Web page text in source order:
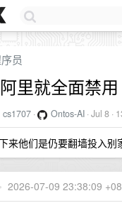
员
里就全面禁
cs1707 · Ontos-AI ·Jul 8 ·
来他们是仍要翻墙投入别
• 2026-07-09 23:38:09